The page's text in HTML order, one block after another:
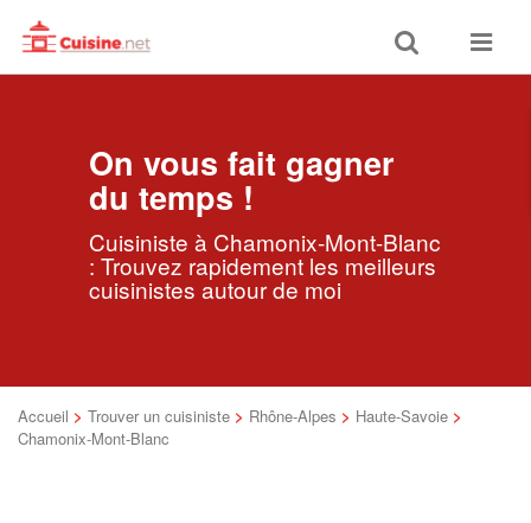
Toggle
search
Toggle
On vous fait gagner
du temps !
Cuisiniste à Chamonix-Mont-Blanc
: Trouvez rapidement les meilleurs
cuisinistes autour de moi
Accueil > Trouver un cuisiniste > Rhône-Alpes > Haute-Savoie >
Chamonix-Mont-Blanc